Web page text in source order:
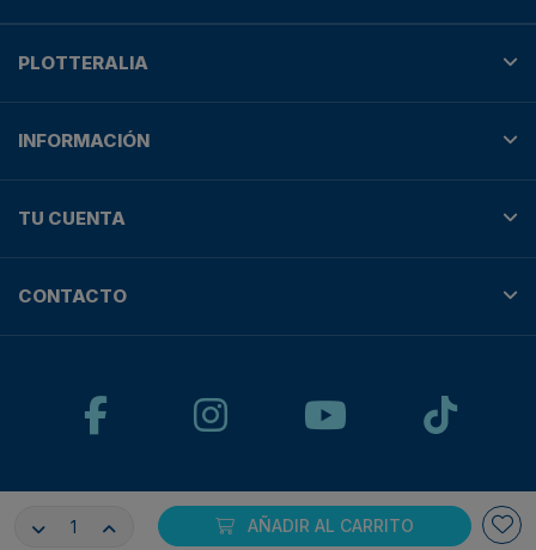
AÑADIR AL CARRITO
PLOTTERALIA
INFORMACIÓN
TU CUENTA
CONTACTO
© Plotteralia